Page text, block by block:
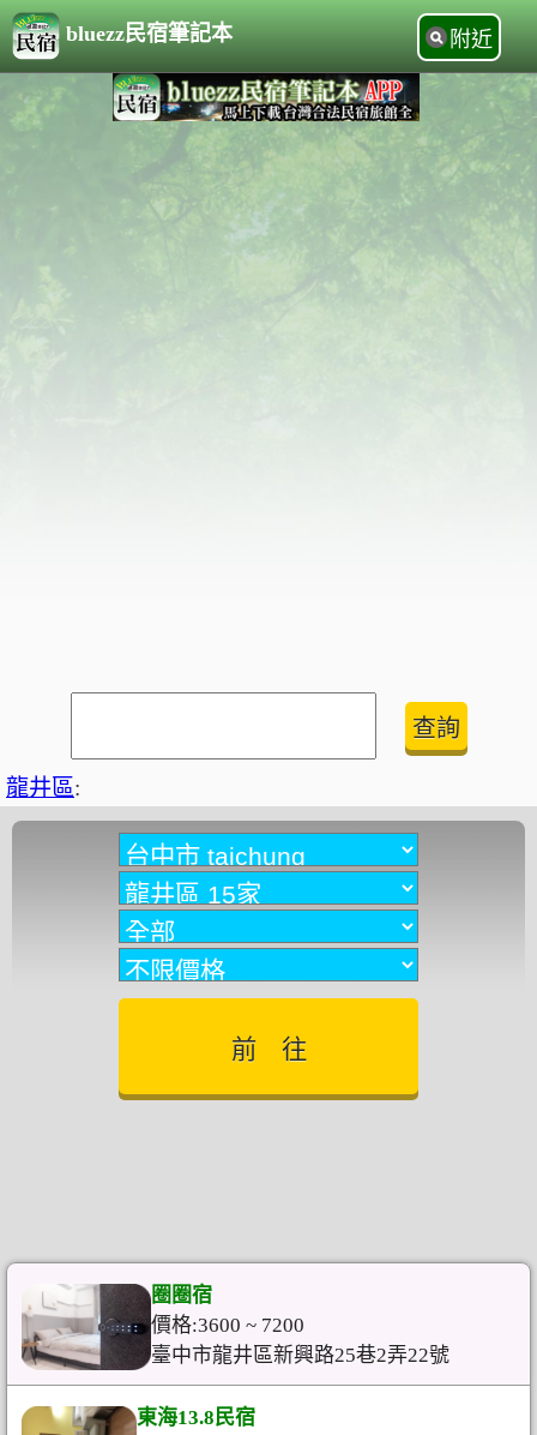
bluezz民宿筆記本 附近
龍井區:
圈圈宿
價格:3600 ~ 7200
臺中市龍井區新興路25巷2弄22號
東海13.8民宿